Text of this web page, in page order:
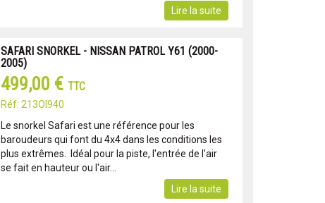
Lire la suite
SAFARI SNORKEL - NISSAN PATROL Y61 (2000-
2005)
499,00 € TTC
Réf: 213OI940
Le snorkel Safari est une référence pour les
baroudeurs qui font du 4x4 dans les conditions les
plus extrêmes. Idéal pour la piste, l'entrée de l'air
se fait en hauteur ou l'air...
Lire la suite